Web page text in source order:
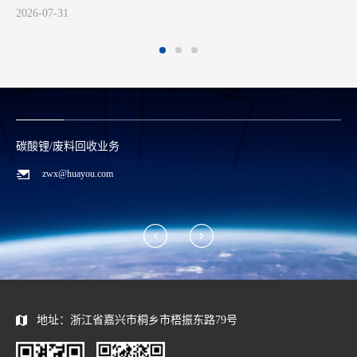
2026-07-31
碳酸锂/废料回收业务
zwx@huayou.com
地址：浙江省嘉兴市桐乡市梧振东路79号